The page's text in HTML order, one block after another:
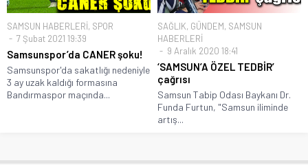
SAMSUN HABERLERİ, SPOR
7 Şubat 2021 19:39
Samsunspor’da CANER şoku!
Samsunspor'da sakatlığı nedeniyle
3 ay uzak kaldığı formasına
Bandırmaspor maçında...
SAĞLIK, GÜNDEM, SAMSUN
HABERLERİ
9 Aralık 2020 18:41
‘SAMSUN’A ÖZEL TEDBİR’
çağrısı
Samsun Tabip Odası Baykanı Dr.
Funda Furtun, "Samsun iliminde
artış...